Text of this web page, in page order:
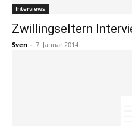
Interviews
Zwillingseltern
Sven - 7. Januar 2014